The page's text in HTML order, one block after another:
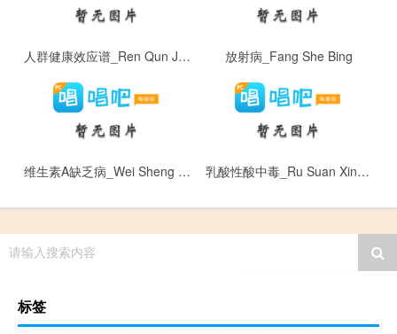
人群健康效应谱_Ren Qun Jian Kang Xiao Ying Pu 放射病_Fang She Bing
维生素A缺乏病_Wei Sheng Su A Que Fa Bing 乳酸性酸中毒_Ru Suan Xing Suan Zhong Du
请输入搜索内容
标签